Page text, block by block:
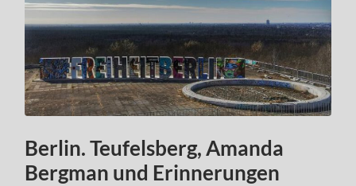
Berlin. Teufelsberg, Amanda
Bergman und Erinnerungen